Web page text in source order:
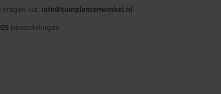
vragen via: info@tuinplantenwinkel.nl
beoordelingen